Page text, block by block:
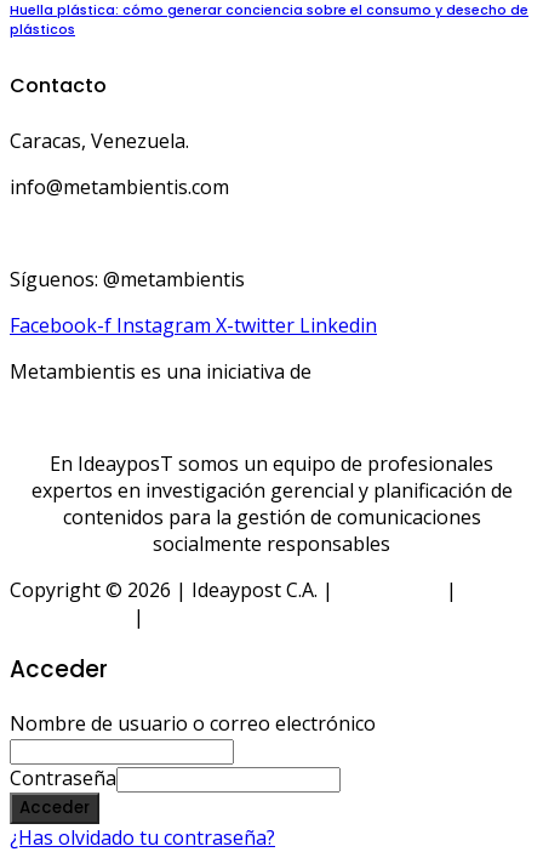
Huella plástica: cómo generar conciencia sobre el consumo y desecho de
plásticos
Contacto
Caracas, Venezuela.
info@metambientis.com
Síguenos: @metambientis
Facebook-f Instagram X-twitter Linkedin
Metambientis es una iniciativa de
En IdeayposT somos un equipo de profesionales
expertos en investigación gerencial y planificación de
contenidos para la gestión de comunicaciones
socialmente responsables
Copyright © 2026 | Ideaypost C.A. |
|
|
Acceder
Nombre de usuario o correo electrónico
Contraseña
Acceder
¿Has olvidado tu contraseña?